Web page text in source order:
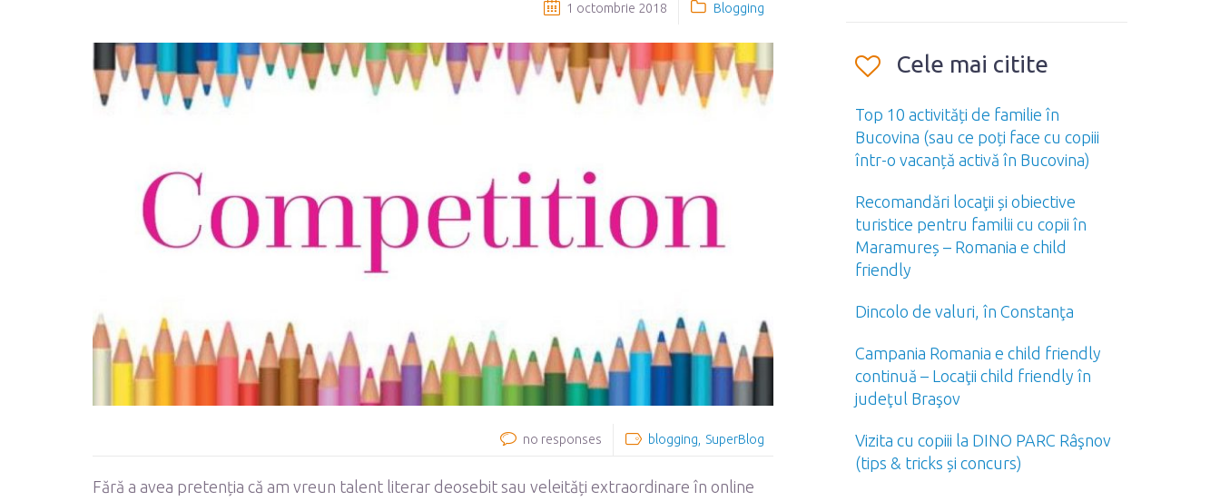
1 octombrie 2018 Blogging
no responses blogging SuperBlog
Fără a avea pretenția că am vreun talent literar deosebit sau veleități extraordinare în online
Cele mai citite
Top 10 activități de familie în
Bucovina (sau ce poți face cu copiii
într-o vacanță activă în Bucovina)
Recomandări locaţii și obiective
turistice pentru familii cu copii în
Maramureș – Romania e child
friendly
Dincolo de valuri, în Constanţa
Campania Romania e child friendly
continuă – Locaţii child friendly în
judeţul Braşov
Vizita cu copiii la DINO PARC Râşnov
(tips & tricks și concurs)